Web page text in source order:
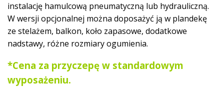
instalację hamulcową pneumatyczną lub hydrauliczną.
W wersji opcjonalnej można doposażyć ją w plandekę
ze stelażem, balkon, koło zapasowe, dodatkowe
nadstawy, różne rozmiary ogumienia.
*Cena za przyczepę w standardowym
wyposażeniu.